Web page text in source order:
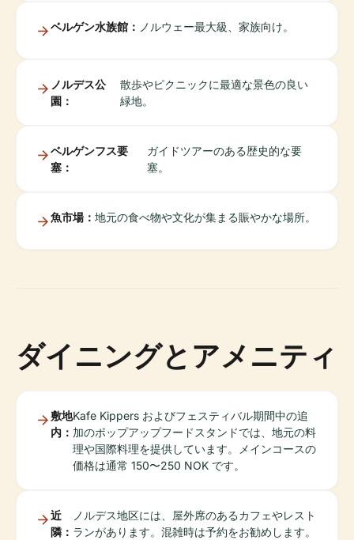
ベルゲン水族館： ノルウェー最大級、家族向け。
ノルデス公
園：
散歩やピクニックに最適な景色の良い
緑地。
ベルゲンフス要
塞：
ガイドツアーのある歴史的な要
塞。
魚市場： 地元の食べ物や文化が集まる賑やかな場所。
ダイニングとアメニティ
敷地
内：
Kafe Kippers およびフェスティバル期間中の追
加のポップアップフードスタンドでは、地元の料
理や国際料理を提供しています。メインコースの
価格は通常 150〜250 NOK です。
近
隣：
ノルデス地区には、屋外席のあるカフェやレスト
ランがあります。混雑時は予約をお勧めします。